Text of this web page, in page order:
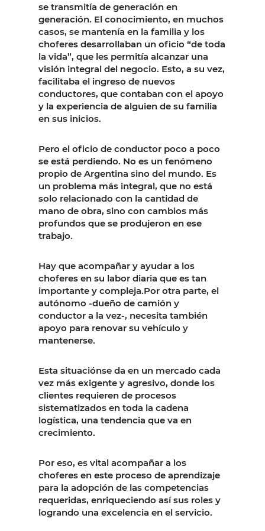
se transmitía de generación en
generación. El conocimiento, en muchos
casos, se mantenía en la familia y los
choferes desarrollaban un oficio “de toda
la vida”, que les permitía alcanzar una
visión integral del negocio. Esto, a su vez,
facilitaba el ingreso de nuevos
conductores, que contaban con el apoyo
y la experiencia de alguien de su familia
en sus inicios.
Pero el oficio de conductor poco a poco
se está perdiendo. No es un fenómeno
propio de Argentina sino del mundo. Es
un problema más integral, que no está
solo relacionado con la cantidad de
mano de obra, sino con cambios más
profundos que se produjeron en ese
trabajo.
Hay que acompañar y ayudar a los
choferes en su labor diaria que es tan
importante y compleja.Por otra parte, el
autónomo -dueño de camión y
conductor a la vez-, necesita también
apoyo para renovar su vehículo y
mantenerse.
Esta situaciónse da en un mercado cada
vez más exigente y agresivo, donde los
clientes requieren de procesos
sistematizados en toda la cadena
logística, una tendencia que va en
crecimiento.
Por eso, es vital acompañar a los
choferes en este proceso de aprendizaje
para la adopción de las competencias
requeridas, enriqueciendo así sus roles y
logrando una excelencia en el servicio.